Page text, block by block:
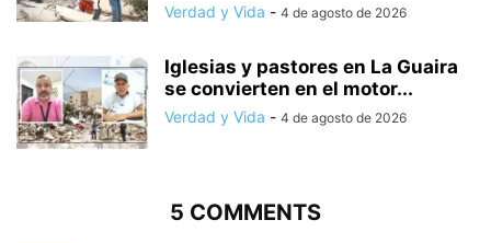
Verdad y Vida - 4 de agosto de 2026
Iglesias y pastores en La Guaira
se convierten en el motor...
Verdad y Vida - 4 de agosto de 2026
5 COMMENTS